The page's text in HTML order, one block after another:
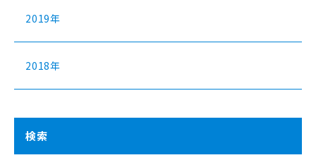
2019年
2018年
検索